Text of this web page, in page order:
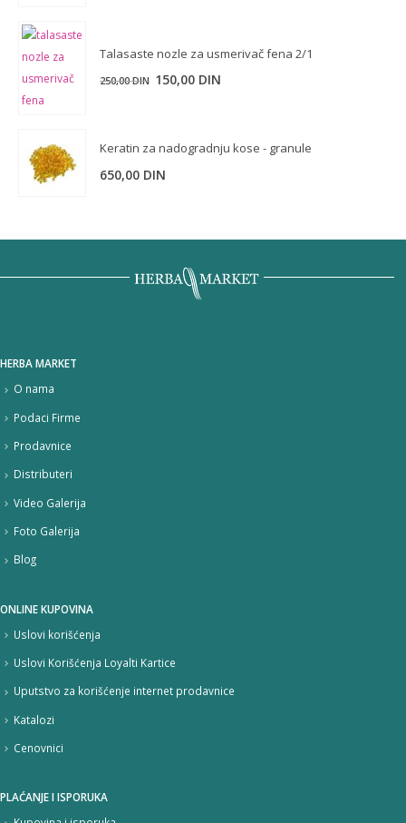
Talasaste nozle za usmerivač fena 2/1
250,00DIN 150,00 DIN
Keratin za nadogradnju kose - granule
650,00 DIN
HERBA MARKET
O nama
Podaci Firme
Prodavnice
Distributeri
Video Galerija
Foto Galerija
Blog
ONLINE KUPOVINA
Uslovi korišćenja
Uslovi Korišćenja Loyalti Kartice
Uputstvo za korišćenje internet prodavnice
Katalozi
Cenovnici
PLAĆANJE I ISPORUKA